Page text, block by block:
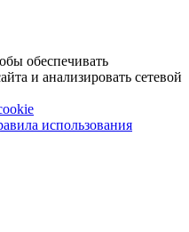
обеспечивать
и анализировать сетевой
использования